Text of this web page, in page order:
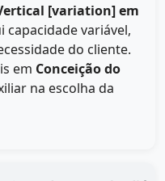
[variation] em
capacidade variável,
do cliente.
em Conceição do
na escolha da